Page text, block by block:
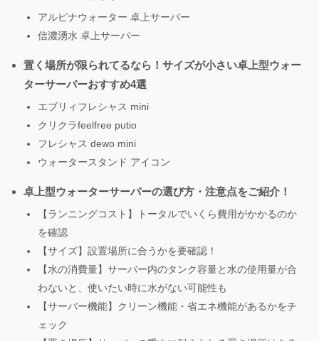
アルピナウォーター 卓上サーバー
信濃湧水 卓上サーバー
置く場所が限られてるなら！サイズが小さい卓上型ウォー
ターサーバーおすすめ4選
エブリィフレシャス mini
クリクラfeelfree putio
フレシャス dewo mini
ウォータースタンド アイコン
卓上型ウォーターサーバーの選び方・注意点をご紹介！
【ランニングコスト】トータルでいくら費用がかかるのか
を確認
【サイズ】設置場所に合うかを要確認！
【水の消費量】サーバー内のタンク容量と水の使用量が合
わないと、使いたい時に水がない可能性も
【サーバー機能】クリーン機能・省エネ機能があるかをチ
ェック